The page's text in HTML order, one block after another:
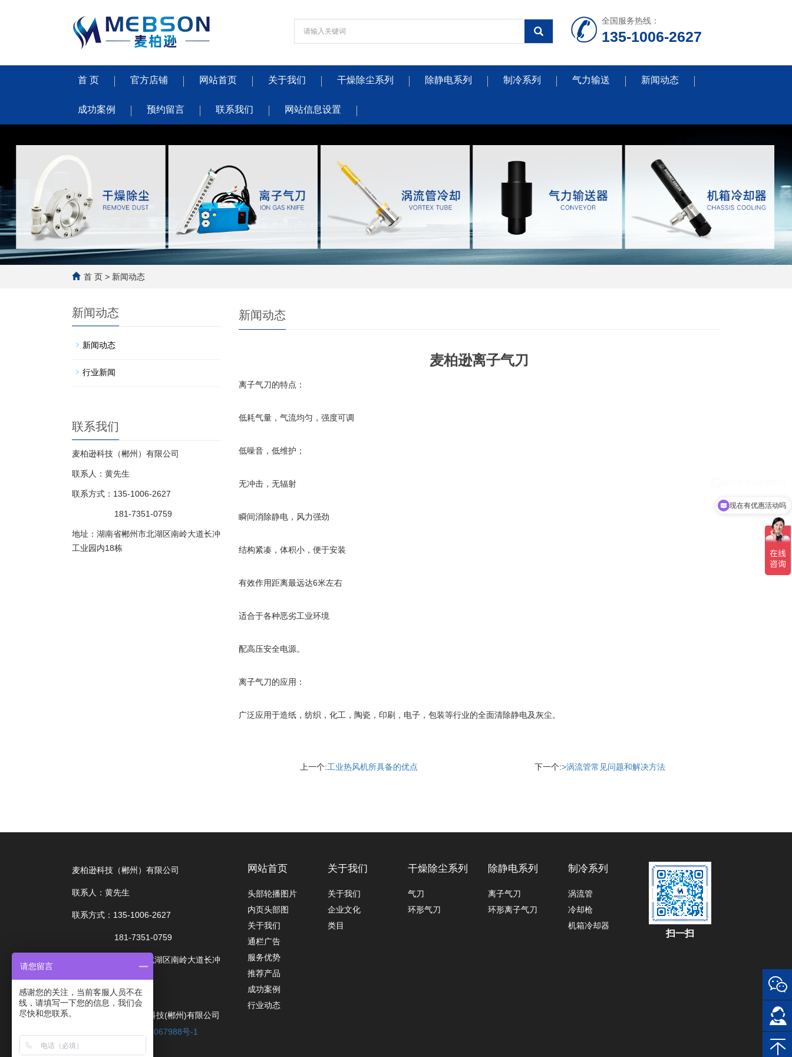
全国服务热线：
135-1006-2627
首 页 官方店铺 网站首页 关于我们 干燥除尘系列 除静电系列 制冷系列 气力输送 新闻动态
成功案例 预约留言 联系我们 网站信息设置
首 页 > 新闻动态
新闻动态
麦柏逊离子气刀
离子气刀的特点：
低耗气量，气流均匀，强度可调
低噪音，低维护；
无冲击，无辐射
瞬间消除静电，风力强劲
结构紧凑，体积小，便于安装
有效作用距离最远达6米左右
适合于各种恶劣工业环境
配高压安全电源。
离子气刀的应用：
广泛应用于造纸，纺织，化工，陶瓷，印刷，电子，包装等行业的全面清除静电及灰尘。
上一个:工业热风机所具备的优点 下一个:>涡流管常见问题和解决方法
新闻动态
新闻动态
行业新闻
联系我们
麦柏逊科技（郴州）有限公司
联系人：黄先生
联系方式：135-1006-2627
181-7351-0759
地址：湖南省郴州市北湖区南岭大道长冲
工业园内18栋
麦柏逊科技（郴州）有限公司
联系人：黄先生
联系方式：135-1006-2627
181-7351-0759
地址：湖南省郴州市北湖区南岭大道长冲
友情链接: 郴州吉鑫
COPYRIGHT 麦柏逊科技(郴州)有限公司
湘ICP备2024067988号-1
网站首页
头部轮播图片
内页头部图
关于我们
通栏广告
服务优势
推荐产品
成功案例
行业动态
关于我们
关于我们
企业文化
类目
干燥除尘系列
气刀
环形气刀
除静电系列
离子气刀
环形离子气刀
制冷系列
涡流管
冷却枪
机箱冷却器
扫一扫
现在有优惠活动吗
请您留言
感谢您的关注，当前客服人员不在
线，请填写一下您的信息，我们会
尽快和您联系。